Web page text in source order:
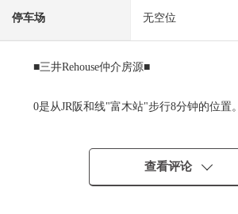
停车场 无空位
■三井Rehouse仲介房源■
0是从JR阪和线"富木站"步行8分钟的位置。
0是建筑面积72.54平米(约21.94坪)。
0桑迪富木商店步行4分钟(270m)。
0有17.5张塌塌米LDK。
查看评论